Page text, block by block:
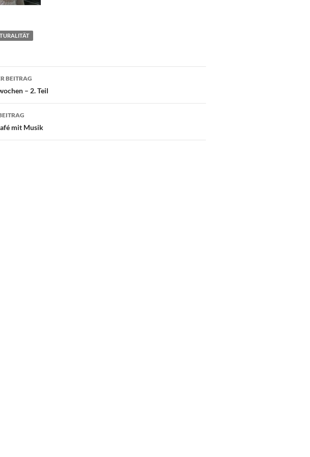
BEITRAG
– 2. Teil
mit Musik